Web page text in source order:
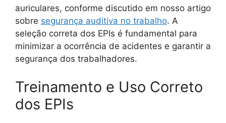
auriculares, conforme discutido em nosso artigo
sobre segurança auditiva no trabalho. A
seleção correta dos EPIs é fundamental para
minimizar a ocorrência de acidentes e garantir a
segurança dos trabalhadores.
Treinamento e Uso Correto
dos EPIs